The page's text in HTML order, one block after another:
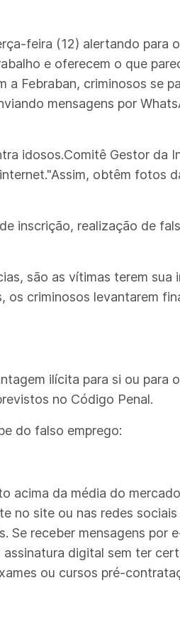
feira (12) alertando para
e oferecem o que
Febraban, criminosos se
mensagens por
idosos.Comitê Gestor da
obtêm fotos
inscrição, realização de
são as vítimas terem sua
criminosos levantarem
ilícita para si ou para
no Código Penal.
do falso emprego:
acima da média do
no site ou nas redes
receber mensagens por
digital sem ter
ou cursos pré-